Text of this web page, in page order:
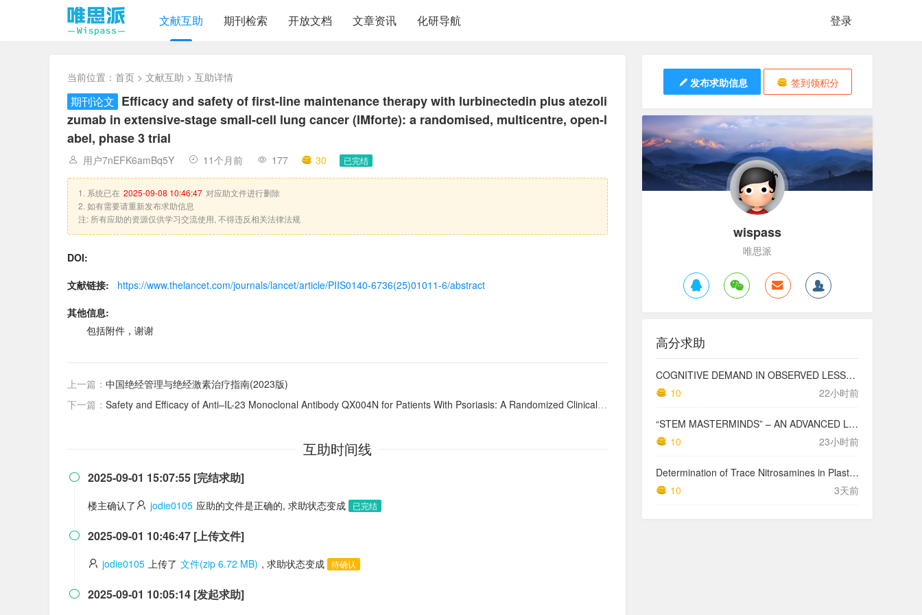
登录
文献互助 期刊检索 开放文档 文章资讯 化研导航
当前位置： 首页 > 文献互助 > 互助详情
期刊论文 Efficacy and safety of first-line maintenance therapy with lurbinectedin plus atezoli
zumab in extensive-stage small-cell lung cancer (IMforte): a randomised, multicentre, open-l
abel, phase 3 trial
用户7nEFK6amBq5Y 11个月前 177 30 已完结
1. 系统已在 2025-09-08 10:46:47 对应助文件进行删除
2. 如有需要请重新发布求助信息
注: 所有应助的资源仅供学习交流使用, 不得违反相关法律法规
DOI:
文献链接:
https://www.thelancet.com/journals/lancet/article/PIIS0140-6736(25)01011-6/abstract
其他信息:
包括附件，谢谢
上一篇： 中国绝经管理与绝经激素治疗指南(2023版)
下一篇： Safety and Efficacy of Anti–IL-23 Monoclonal Antibody QX004N for Patients With Psoriasis: A Randomized Clinical Trial
互助时间线
 2025-09-01 15:07:55 [完结求助]
楼主确认了 jodie0105 应助的文件是正确的, 求助状态变成 已完结
 2025-09-01 10:46:47 [上传文件]
jodie0105 上传了 文件(zip 6.72 MB) , 求助状态变成 待确认
 2025-09-01 10:05:14 [发起求助]
发布求助信息 签到领积分
wispass
唯思派
高分求助
COGNITIVE DEMAND IN OBSERVED LESSONS AND NATIONAL TESTING COMPARED TO PISA MATHEMATICS RESULTS IN LATVIA
10
22小时前
“STEM MASTERMINDS” – AN ADVANCED LEVEL INTEGRATED STEM CURRICULUM
10
23小时前
Determination of Trace Nitrosamines in Plastic Pharmaceutical Packaging Materials
10
3天前